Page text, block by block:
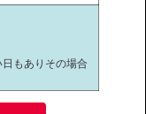
もありその場合